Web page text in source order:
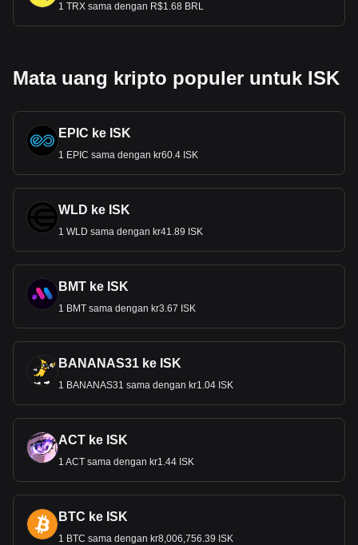
1 TRX sama dengan R$1.68 BRL
Mata uang kripto populer untuk ISK
EPIC ke ISK
1 EPIC sama dengan kr60.4 ISK
WLD ke ISK
1 WLD sama dengan kr41.89 ISK
BMT ke ISK
1 BMT sama dengan kr3.67 ISK
BANANAS31 ke ISK
1 BANANAS31 sama dengan kr1.04 ISK
ACT ke ISK
1 ACT sama dengan kr1.44 ISK
BTC ke ISK
1 BTC sama dengan kr8,006,756.39 ISK